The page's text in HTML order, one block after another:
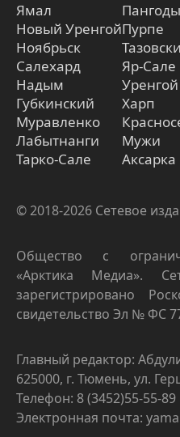
Ямал
Новый Уренгой
Ноябрьск
Салехард
Надым
Губкинский
Муравленко
Лабытнанги
Тарко-Сале
Пангоды
Пурпе
Яр-Сале
Уренгой
Харп
Мужи
Аксарка
© 2018-2026 Сетевое
Общество с
«Арктика Медиа».
зарегистрировано
свидетельство Эл № ФС
Главный редактор:
625000, г. Тюмень, ул.
Телефон: 8 (3452)55-55-89
Электронная почта: